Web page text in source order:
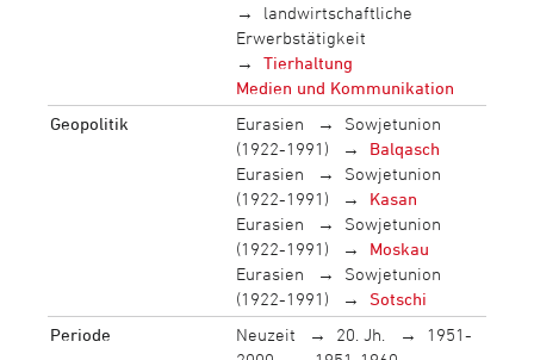
landwirtschaftliche
Erwerbstätigkeit
Tierhaltung
Medien und Kommunikation
Geopolitik
Eurasien
Sowjetunion
(1922-1991)
Balqasch
Eurasien
Sowjetunion
(1922-1991)
Kasan
Eurasien
Sowjetunion
(1922-1991)
Moskau
Eurasien
Sowjetunion
(1922-1991)
Sotschi
Periode
Neuzeit 20. Jh.
1951-